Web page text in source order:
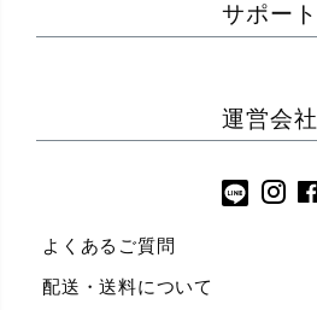
サポート
運営会社
よくあるご質問
配送・送料について